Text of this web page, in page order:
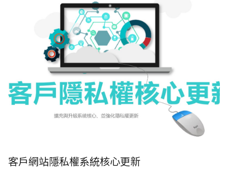
客戶網站隱私權系統核心更新